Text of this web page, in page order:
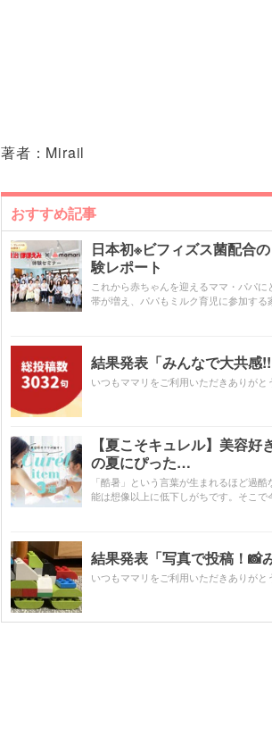
著者： Mirail
おすすめ記事
日本初※ビフィズス菌配合
験レポート
これから赤ちゃんを迎えるママ・パパ
帯が増え、パパもミルク育児に参加する
結果発表「みんなで大共感
いつもママリをご利用いただきありが
【夏こそキュレル】美容
の夏にぴった…
「酷暑」という言葉が生まれるほど過
能は想像以上に低下しがちです。そこで
結果発表「写真で投稿！📸
いつもママリをご利用いただきありがと